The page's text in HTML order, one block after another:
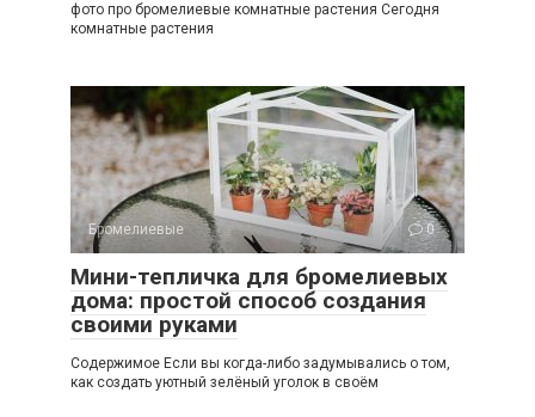
фото про бромелиевые комнатные растения Сегодня
комнатные растения
Бромелиевые 0
Мини-тепличка для бромелиевых
дома: простой способ создания
своими руками
Содержимое Если вы когда-либо задумывались о том,
как создать уютный зелёный уголок в своём